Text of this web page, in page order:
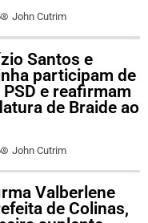
John Cutrim
Santos e
participam de
e reafirmam
de Braide ao
John Cutrim
Valberlene
de Colinas,